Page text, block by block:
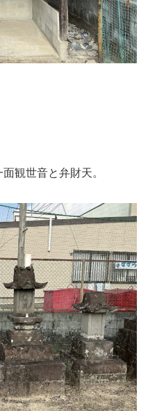
観世音と弁財天。